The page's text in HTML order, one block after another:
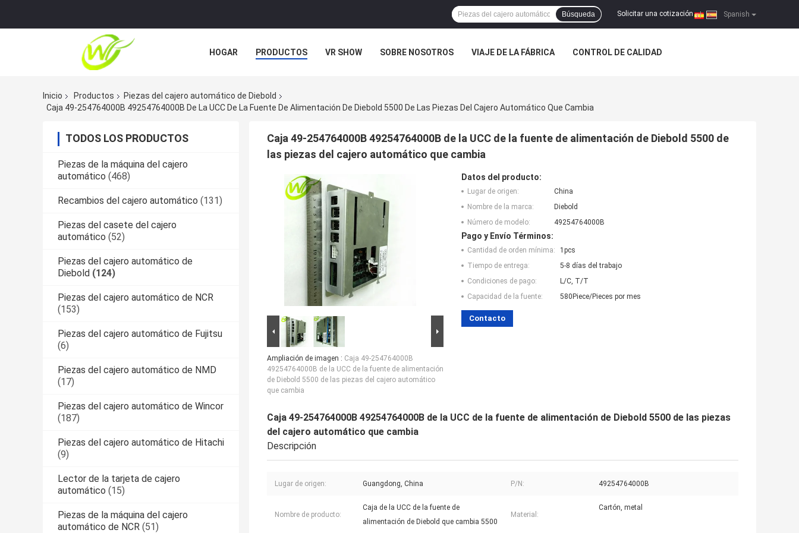
Spanish
Solicitar una cotización |
Búsqueda
HOGAR PRODUCTOS VR SHOW SOBRE NOSOTROS VIAJE DE LA FÁBRICA CONTROL DE CALIDAD
Inicio
Productos
Piezas del cajero automático de Diebold
Caja 49-254764000B 49254764000B De La UCC De La Fuente De Alimentación De Diebold 5500 De Las Piezas Del Cajero Automático Que Cambia
TODOS LOS PRODUCTOS
Piezas de la máquina del cajero
automático (468)
Recambios del cajero automático (131)
Piezas del casete del cajero
automático (52)
Piezas del cajero automático de
Diebold (124)
Piezas del cajero automático de NCR
(153)
Piezas del cajero automático de Fujitsu
(6)
Piezas del cajero automático de NMD
(17)
Piezas del cajero automático de Wincor
(187)
Piezas del cajero automático de Hitachi
(9)
Lector de la tarjeta de cajero
automático (15)
Piezas de la máquina del cajero
automático de NCR (51)
Caja 49-254764000B 49254764000B de la UCC de la fuente de alimentación de Diebold 5500 de
las piezas del cajero automático que cambia
Ampliación de imagen : Caja 49-254764000B
49254764000B de la UCC de la fuente de alimentación
de Diebold 5500 de las piezas del cajero automático
que cambia
Datos del producto:
Lugar de origen:
China
Nombre de la marca:
Diebold
Número de modelo:
49254764000B
Pago y Envío Términos:
Cantidad de orden mínima:
1pcs
Tiempo de entrega:
5-8 días del trabajo
Condiciones de pago:
L/C, T/T
Capacidad de la fuente:
580Piece/Pieces por mes
Contacto
Caja 49-254764000B 49254764000B de la UCC de la fuente de alimentación de Diebold 5500 de las piezas
del cajero automático que cambia
Descripción
Lugar de origen: Guangdong, China P/N: 49254764000B
Nombre de producto:
Caja de la UCC de la fuente de
alimentación de Diebold que cambia 5500
Material:
Cartón, metal